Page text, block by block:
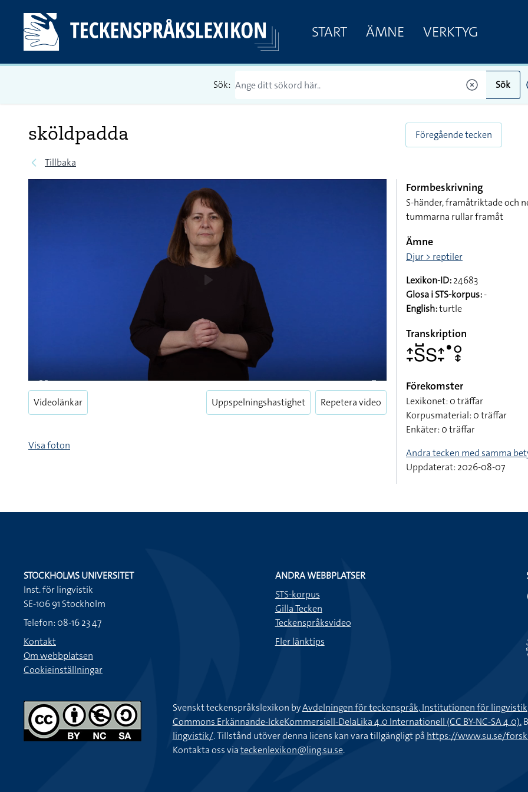
START ÄMNE VERKTYG
Sök: Sök
sköldpadda
Tillbaka
Föregående tecken
Videolänkar Uppspelningshastighet Repetera video
Visa foton
Formbeskrivning
S-händer, framåtriktade och
tummarna rullar framåt
Ämne
Djur > reptiler
Lexikon-ID:24683
Glosa i STS-korpus:-
English:turtle
Transkription
􌤴􌥙􌥅􌤹􌥅􌤴􌥙􌤟􌥰􌦋
Förekomster
Lexikonet: 0 träffar
Korpusmaterial: 0 träffar
Enkäter: 0 träffar
Andra tecken med samma
Uppdaterat: 2026-08-07
STOCKHOLMS UNIVERSITET
Inst. för lingvistik
SE-106 91 Stockholm
Telefon: 08-16 23 47
Kontakt
Om webbplatsen
Cookieinställningar
ANDRA WEBBPLATSER
STS-korpus
Gilla Tecken
Teckenspråksvideo
Fler länktips
Svenskt teckenspråkslexikon byAvdelningen för teckenspråk, Institutionen för
Commons Erkännande-IckeKommersiell-DelaLika 4.0 Internationell (CC BY-NC-SA 4.0).
lingvistik/. Tillstånd utöver denna licens kan vara tillgängligt på https://www.su.se/
Kontakta oss viateckenlexikon@ling.su.se.